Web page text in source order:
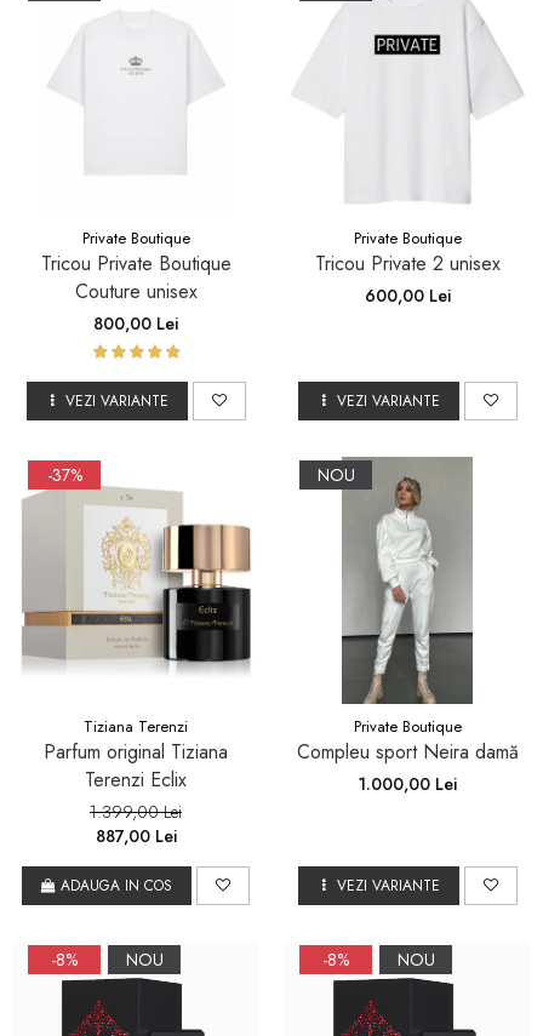
Private Boutique
Tricou Private Boutique
Couture unisex
800,00 Lei
VEZI VARIANTE
Private Boutique
Tricou Private 2 unisex
600,00 Lei
VEZI VARIANTE
-37%
Tiziana Terenzi
Parfum original Tiziana
Terenzi Eclix
1.399,00 Lei
887,00 Lei
ADAUGA IN COS
NOU
Private Boutique
Compleu sport Neira damă
1.000,00 Lei
VEZI VARIANTE
-8% NOU -8% NOU